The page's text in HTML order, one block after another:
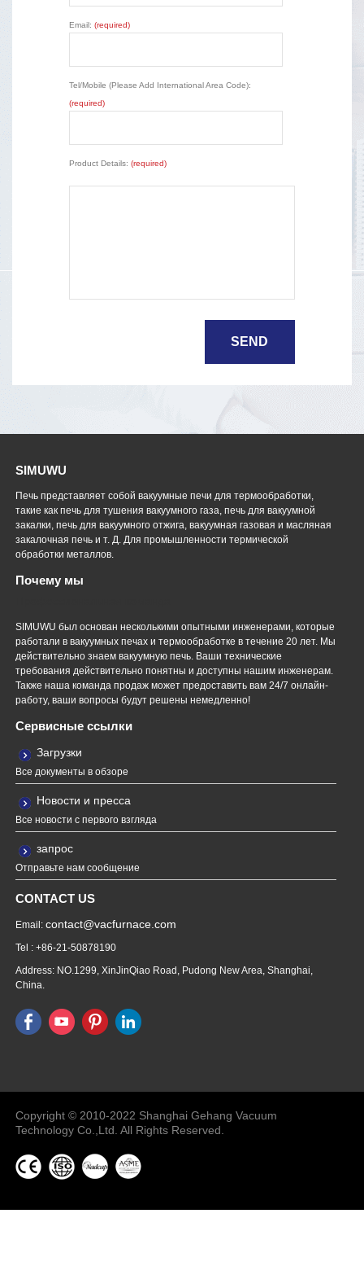
Email: (required)
Tel/Mobile (Please Add International Area Code):
(required)
Product Details: (required)
SIMUWU
Печь представляет собой вакуумные печи для термообработки,
такие как печь для тушения вакуумного газа, печь для вакуумной
закалки, печь для вакуумного отжига, вакуумная газовая и масляная
закалочная печь и т. Д. Для промышленности термической
обработки металлов.
Почему мы
SIMUWU был основан несколькими опытными инженерами, которые
работали в вакуумных печах и термообработке в течение 20 лет. Мы
действительно знаем вакуумную печь. Ваши технические
требования действительно понятны и доступны нашим инженерам.
Также наша команда продаж может предоставить вам 24/7 онлайн-
работу, ваши вопросы будут решены немедленно!
Сервисные ссылки
Загрузки
Все документы в обзоре
Новости и пресса
Все новости с первого взгляда
запрос
Отправьте нам сообщение
CONTACT US
Email:contact@vacfurnace.com
Tel : +86-21-50878190
Address: NO.1299, XinJinQiao Road, Pudong New Area, Shanghai,
China.
Machine
Copyright © 2010-2022 Shanghai Gehang Vacuum
Technology Co.,Ltd. All Rights Reserved.